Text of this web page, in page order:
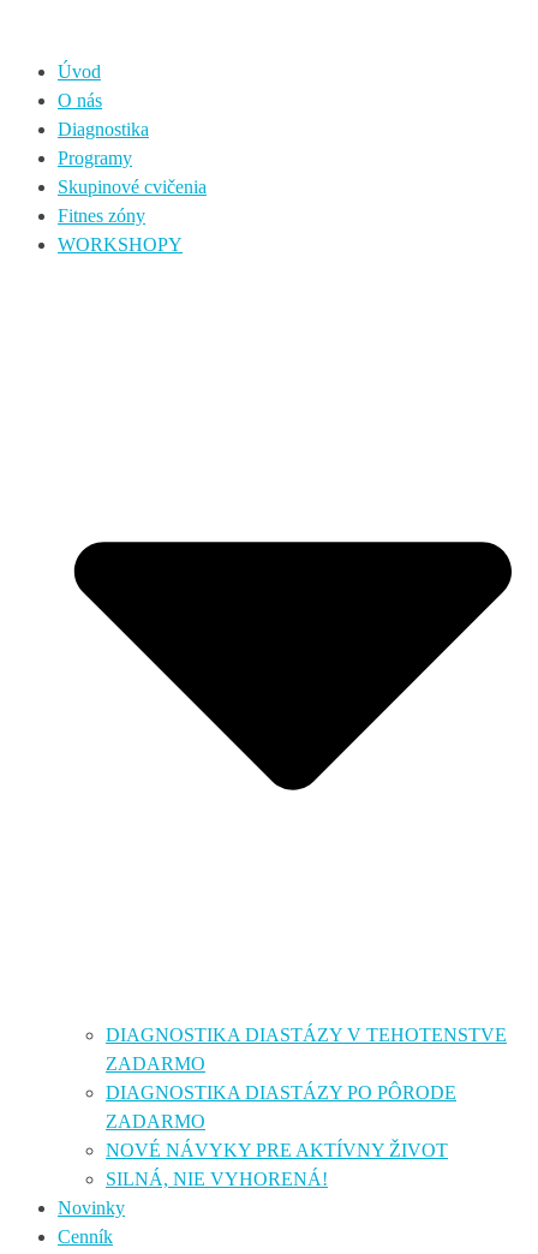
Úvod
O nás
Diagnostika
Programy
Skupinové cvičenia
Fitnes zóny
WORKSHOPY
DIAGNOSTIKA DIASTÁZY V TEHOTENSTVE
ZADARMO
DIAGNOSTIKA DIASTÁZY PO PÔRODE
ZADARMO
NOVÉ NÁVYKY PRE AKTÍVNY ŽIVOT
SILNÁ, NIE VYHORENÁ!
Novinky
Cenník